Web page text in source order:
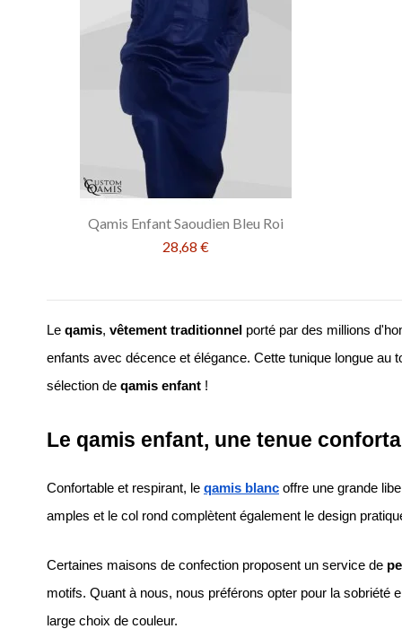
Qamis Enfant Saoudien Bleu Roi
28,68 €
Le qamis, vêtement traditionnel porté par des millions
enfants avec décence et élégance. Cette tunique longue
sélection de qamis enfant !
Le qamis enfant, une tenue
Confortable et respirant, le qamis blanc offre une grande
amples et le col rond complètent également le design
Certaines maisons de confection proposent un service de
motifs. Quant à nous, nous préférons opter pour la
large choix de couleur.